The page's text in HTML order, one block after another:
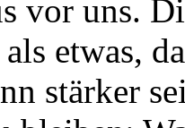
vor uns.
etwas,
stärker